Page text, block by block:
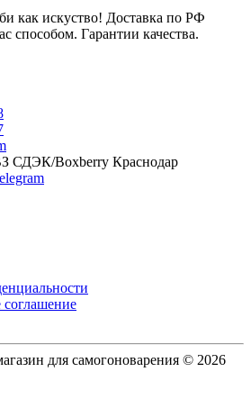
как искуство! Доставка по РФ
способом. Гарантии качества.
СДЭК/Boxberry Краснодар
соглашение
для самогоноварения © 2026